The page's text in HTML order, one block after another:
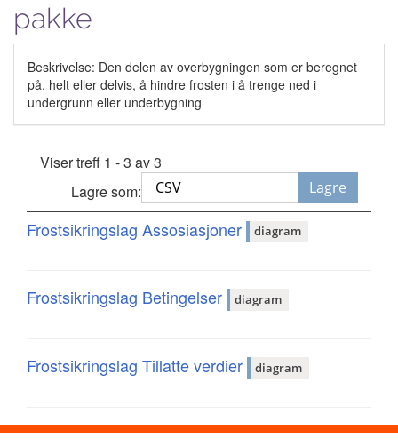
pakke
Beskrivelse: Den delen av overbygningen som er beregnet
på, helt eller delvis, å hindre frosten i å trenge ned i
undergrunn eller underbygning
Viser treff 1 - 3 av 3
Lagre som:
Lagre
Frostsikringslag Assosiasjoner diagram
Frostsikringslag Betingelser diagram
Frostsikringslag Tillatte verdier diagram